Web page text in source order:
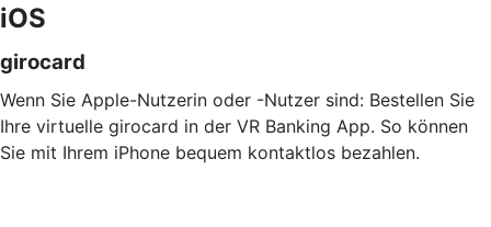
iOS
girocard
Wenn Sie Apple-Nutzerin oder -Nutzer sind: Bestellen Sie
Ihre virtuelle girocard in der VR Banking App. So können
Sie mit Ihrem iPhone bequem kontaktlos bezahlen.